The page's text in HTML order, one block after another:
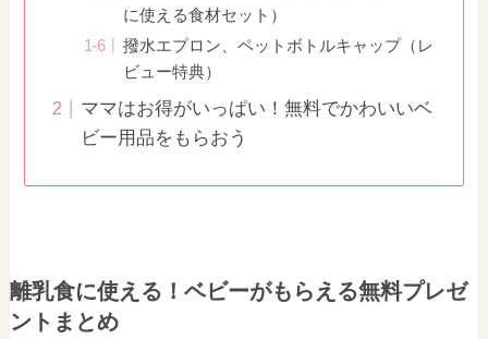
に使える食材セット）
撥水エプロン、ペットボトルキャップ（レ
ビュー特典）
ママはお得がいっぱい！無料でかわいいベ
ビー用品をもらおう
離乳食に使える！ベビーがもらえる無料プレゼ
ントまとめ